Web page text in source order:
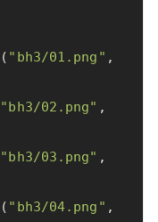
( "bh3/01.png" ,
"bh3/02.png" ,
"bh3/03.png" ,
( "bh3/04.png" ,